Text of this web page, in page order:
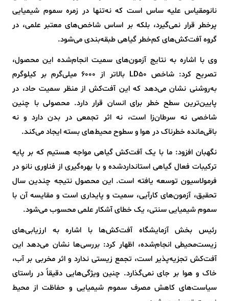
نانومقیاس علیه ساس است که نه‌تنها در زمره سموم شیمیایی
پرخطر قرار نمی‌گیرد، بلکه بر اساس شاخص‌های معتبر علمی، در
گروه آفت‌کش‌های کم‌خطر گیاهی طبقه‌بندی می‌شود.
وی با اشاره به نتایج آزمون‌های سمیت انجام‌شده این محصول،
تصریح کرد: شاخص LD۵۰ بالاتر از ۶۰۰۰ میلی‌گرم بر کیلوگرم
به‌روشنی نشان می‌دهد که این آفت‌کش از منظر سمیت حاد، در
پایین‌ترین سطح خطر برای انسان قرار دارد. محصولی با چنین
شاخصی نه سرطان‌زا است، نه اثر تجمعی در بدن دارد و نه
باقی‌مانده خطرناک در هوا و سطوح محیط‌های بسته ایجاد می‌کند.
نگهبان افزود: ما با یک آفت‌کش گیاهی مواجه هستیم که بر پایه
ترکیبات فعال گیاهی استانداردشده و با بهره‌گیری از فناوری نانو در
فرمولاسیون توسعه یافته است. این محصول نتیجه چندین سال
تحقیق، آزمون‌های کارآیی، سمیت و پایداری است و مقایسه آن با
سموم شیمیایی سنتی، یک خطای آشکار علمی محسوب می‌شود.
رئیس بخش آزمایشگاه آفت‌کش‌ها با اشاره به ارزیابی‌های
زیست‌محیطی انجام‌شده، اظهار کرد: بررسی‌ها نشان می‌دهد این
آفت‌کش تجزیه‌پذیر است، تجمع زیستی ندارد و اثر مخربی بر آب،
خاک و هوا بر جای نمی‌گذارد. چنین ویژگی‌هایی دقیقاً در راستای
سیاست‌های کاهش مصرف سموم شیمیایی و حفاظت از محیط